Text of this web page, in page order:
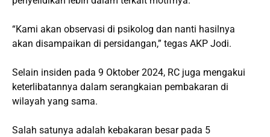
“Kami akan observasi di psikolog dan nanti hasilnya
akan disampaikan di persidangan,” tegas AKP Jodi.
Selain insiden pada 9 Oktober 2024, RC juga mengakui
keterlibatannya dalam serangkaian pembakaran di
wilayah yang sama.
Salah satunya adalah kebakaran besar pada 5